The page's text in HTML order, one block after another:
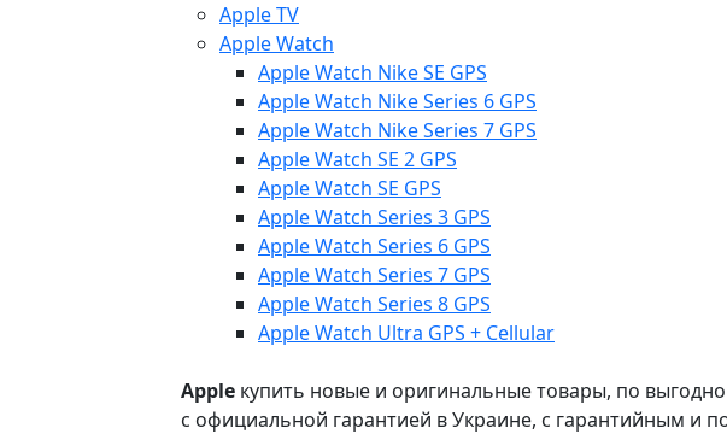
Apple TV
Apple Watch
Apple Watch Nike SE GPS
Apple Watch Nike Series 6 GPS
Apple Watch Nike Series 7 GPS
Apple Watch SE 2 GPS
Apple Watch SE GPS
Apple Watch Series 3 GPS
Apple Watch Series 6 GPS
Apple Watch Series 7 GPS
Apple Watch Series 8 GPS
Apple Watch Ultra GPS + Cellular
Apple купить новые и оригинальные товары, по
с официальной гарантией в Украине, с гарантийным и